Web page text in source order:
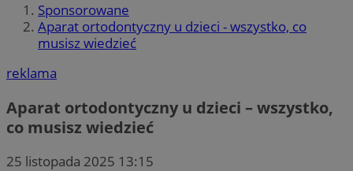
Sponsorowane
Aparat ortodontyczny u dzieci - wszystko, co
musisz wiedzieć
reklama
Aparat ortodontyczny u dzieci – wszystko,
co musisz wiedzieć
25 listopada 2025 13:15